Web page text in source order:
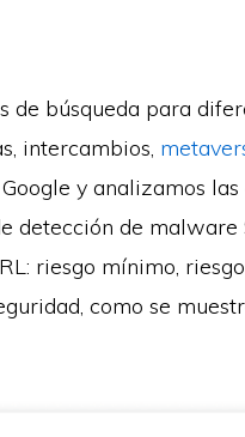
de búsqueda para
intercambios,
y analizamos
detección de malware
riesgo mínimo,
como se